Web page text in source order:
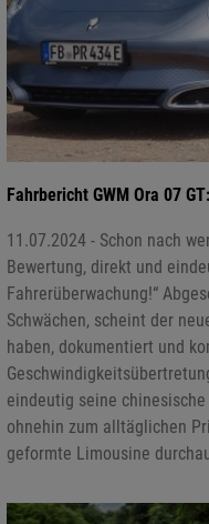
Fahrbericht GWM Ora 07
11.07.2024 - Schon nach
Bewertung, direkt und
Fahrerüberwachung!“
Schwächen, scheint der
haben, dokumentiert und
eindeutig seine
ohnehin zum alltäglichen
geformte Limousine